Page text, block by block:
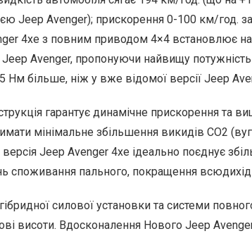
Jeep Avenger); прискорення 0-100 км/год.
4xe з повним приводом 4×4 встановлює
Jeep Avenger, пропонуючи найвищу
Нм більше, ніж у вже відомої версії Jeep
гарантує динамічне прискорення та
мінімальне збільшення викидів CO2
Jeep Avenger 4xe ідеально поєднує
споживання пального, покращення
силової установки та системи
висоти. Вдосконалення Нового Jeep